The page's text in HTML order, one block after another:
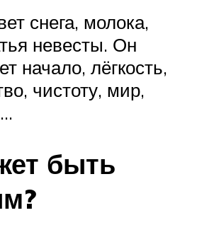
снега, молока,
невесты. Он
начало, лёгкость,
чистоту, мир,
быть